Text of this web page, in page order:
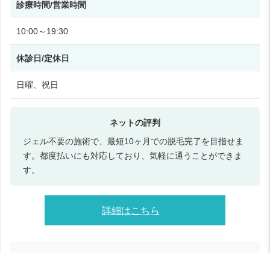
診療時間/営業時間
10:00～19:30
休診日/定休日
日曜、祝日
ジェル不要の施術で、最短10ヶ月での脱毛完了を目指せま
す。都度払いにも対応しており、気軽に通うことができま
す。
詳細はこちら